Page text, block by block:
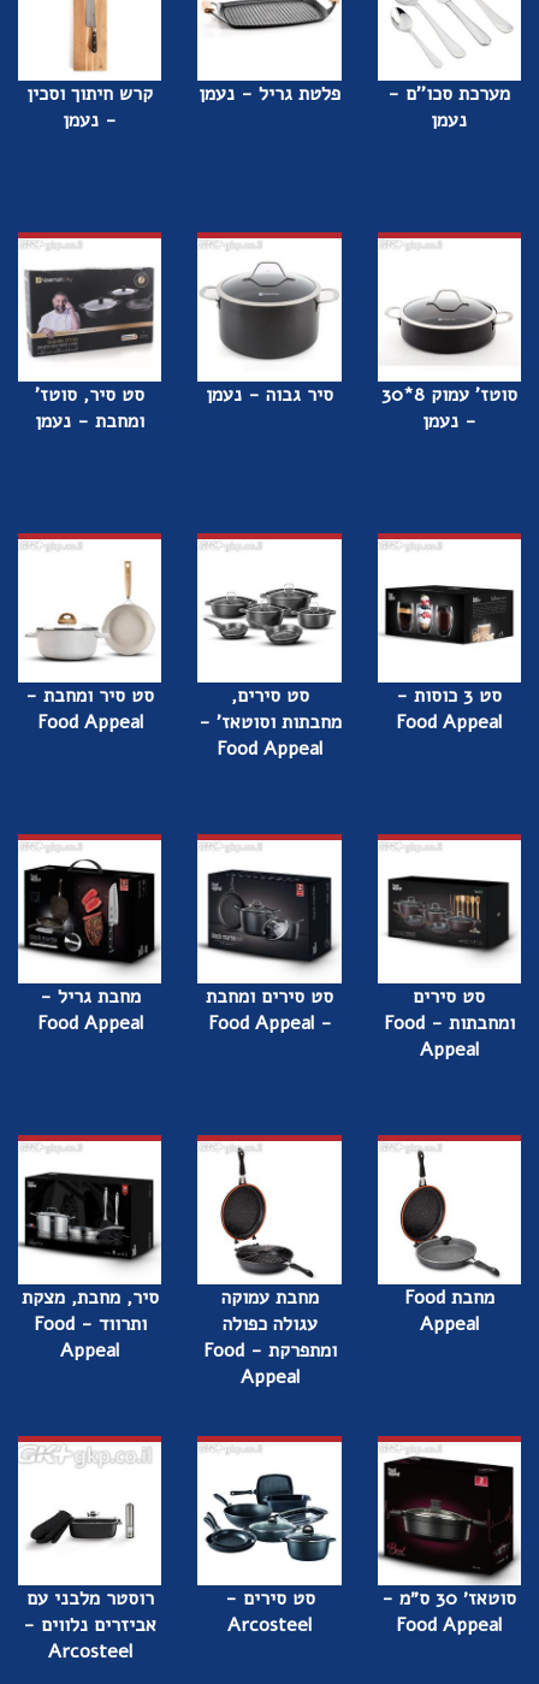
מערכת סכו''ם -
נעמן
פלטת גריל - נעמן
קרש חיתוך וסכין
- נעמן
סוטז' עמוק 8*30
- נעמן
סיר גבוה - נעמן
סט סיר, סוטז'
ומחבת - נעמן
סט 3 כוסות -
Food Appeal
סט סירים,
מחבתות וסוטאז' -
Food Appeal
סט סיר ומחבת -
Food Appeal
סט סירים
ומחבתות - Food
Appeal
סט סירים ומחבת
- Food Appeal
מחבת גריל -
Food Appeal
מחבת Food
Appeal
מחבת עמוקה
עגולה כפולה
ומתפרקת - Food
Appeal
סיר, מחבת, מצקת
ותרווד - Food
Appeal
סוטאז׳ 30 ס״מ -
Food Appeal
סט סירים -
Arcosteel
רוסטר מלבני עם
אביזרים נלווים -
Arcosteel